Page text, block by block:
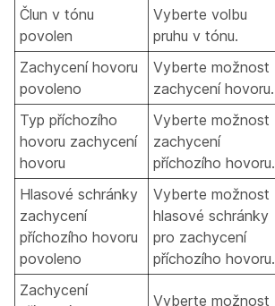
Člun v tónu
povolen
Vyberte volbu
pruhu v tónu.
Zachycení hovoru
povoleno
Vyberte možnost
zachycení hovoru.
Typ příchozího
hovoru zachycení
hovoru
Vyberte možnost
zachycení
příchozího hovoru.
Hlasové schránky
zachycení
příchozího hovoru
povoleno
Vyberte možnost
hlasové schránky
pro zachycení
příchozího hovoru.
Zachycení
Vyberte možnost